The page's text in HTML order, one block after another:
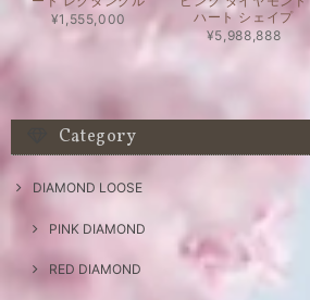
¥1,555,000
ハート シェイプ
¥5,988,888
Category
DIAMOND LOOSE
PINK DIAMOND
RED DIAMOND